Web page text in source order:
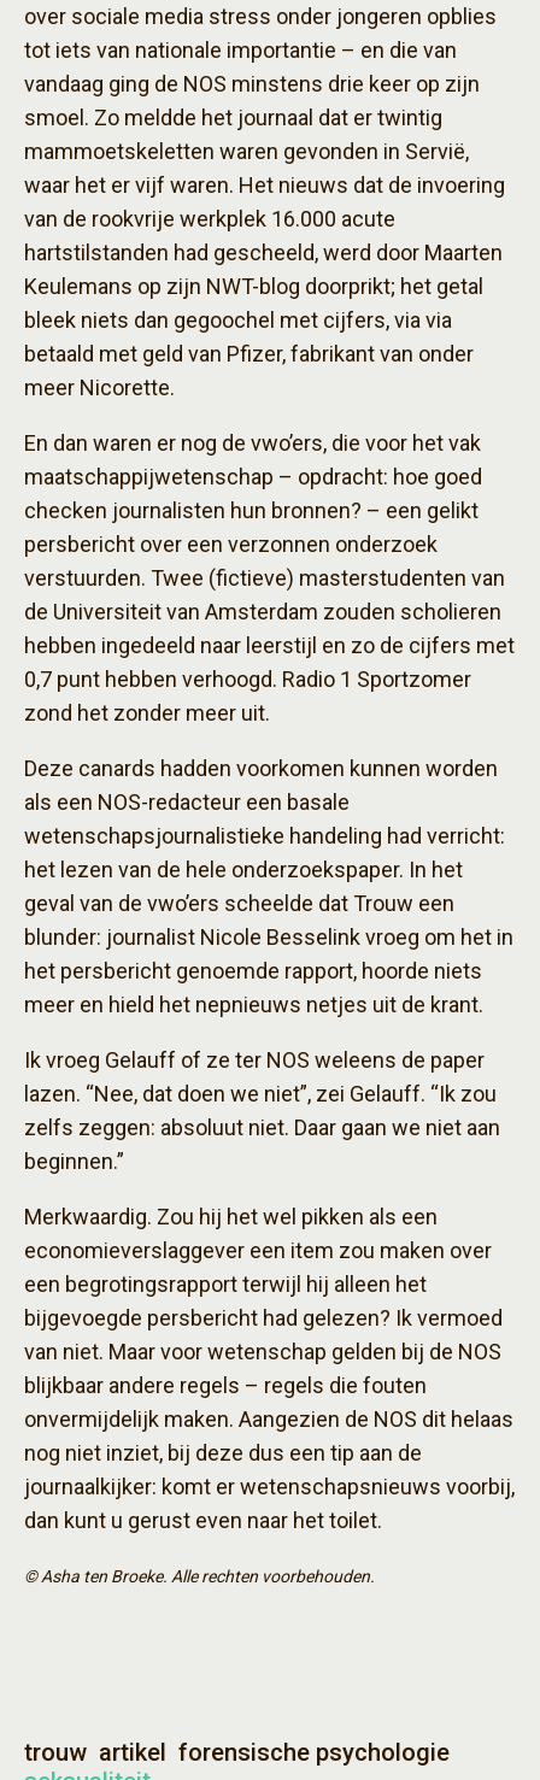
over sociale media stress onder jongeren opblies
tot iets van nationale importantie – en die van
vandaag ging de NOS minstens drie keer op zijn
smoel. Zo meldde het journaal dat er twintig
mammoetskeletten waren gevonden in Servië,
waar het er vijf waren. Het nieuws dat de invoering
van de rookvrije werkplek 16.000 acute
hartstilstanden had gescheeld, werd door Maarten
Keulemans op zijn NWT-blog doorprikt; het getal
bleek niets dan gegoochel met cijfers, via via
betaald met geld van Pfizer, fabrikant van onder
meer Nicorette.
En dan waren er nog de vwo’ers, die voor het vak
maatschappijwetenschap – opdracht: hoe goed
checken journalisten hun bronnen? – een gelikt
persbericht over een verzonnen onderzoek
verstuurden. Twee (fictieve) masterstudenten van
de Universiteit van Amsterdam zouden scholieren
hebben ingedeeld naar leerstijl en zo de cijfers met
0,7 punt hebben verhoogd. Radio 1 Sportzomer
zond het zonder meer uit.
Deze canards hadden voorkomen kunnen worden
als een NOS-redacteur een basale
wetenschapsjournalistieke handeling had verricht:
het lezen van de hele onderzoekspaper. In het
geval van de vwo’ers scheelde dat Trouw een
blunder: journalist Nicole Besselink vroeg om het in
het persbericht genoemde rapport, hoorde niets
meer en hield het nepnieuws netjes uit de krant.
Ik vroeg Gelauff of ze ter NOS weleens de paper
lazen. “Nee, dat doen we niet”, zei Gelauff. “Ik zou
zelfs zeggen: absoluut niet. Daar gaan we niet aan
beginnen.”
Merkwaardig. Zou hij het wel pikken als een
economieverslaggever een item zou maken over
een begrotingsrapport terwijl hij alleen het
bijgevoegde persbericht had gelezen? Ik vermoed
van niet. Maar voor wetenschap gelden bij de NOS
blijkbaar andere regels – regels die fouten
onvermijdelijk maken. Aangezien de NOS dit helaas
nog niet inziet, bij deze dus een tip aan de
journaalkijker: komt er wetenschapsnieuws voorbij,
dan kunt u gerust even naar het toilet.
© Asha ten Broeke. Alle rechten voorbehouden.
trouw artikel forensische psychologie